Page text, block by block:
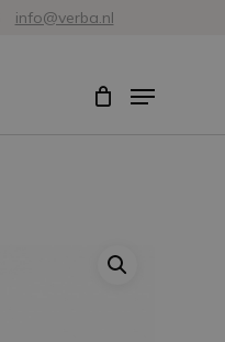
info@verba.nl
Menu